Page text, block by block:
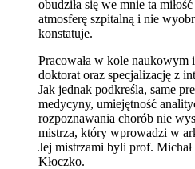
obudziła się we mnie ta
atmosferę szpitalną i nie
konstatuje.
Pracowała w kole naukowym
doktorat oraz specjalizację z
Jak jednak podkreśla, same
medycyny, umiejętność
rozpoznawania chorób nie
mistrza, który wprowadzi w
Jej mistrzami byli prof.
Kłoczko.